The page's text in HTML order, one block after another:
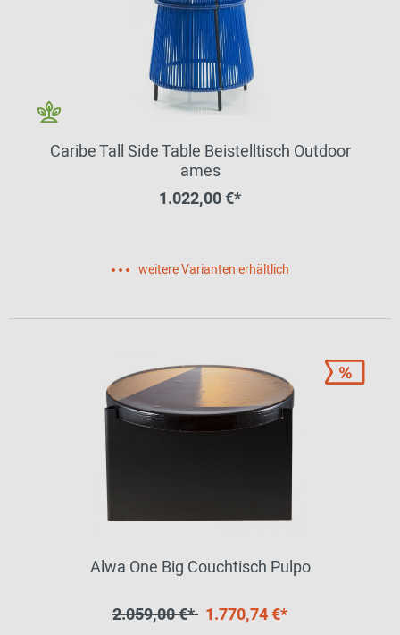
Caribe Tall Side Table Beistelltisch Outdoor
ames
1.022,00 €*
weitere Varianten erhältlich
Alwa One Big Couchtisch Pulpo
2.059,00 €* 1.770,74 €*